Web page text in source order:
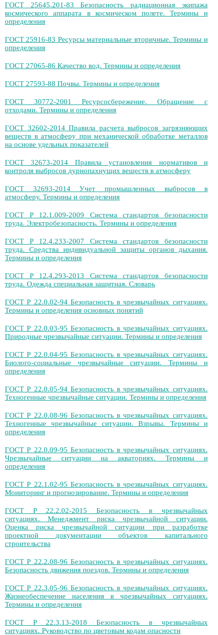
ГОСТ 25645.201-83 Безопасность радиационная экипажа
космического аппарата в космическом полете. Термины и
определения
ГОСТ 25916-83 Ресурсы материальные вторичные. Термины и
определения
ГОСТ 27065-86 Качество вод. Термины и определения
ГОСТ 27593-88 Почвы. Термины и определения
ГОСТ 30772-2001 Ресурсосбережение. Обращение с
отходами. Термины и определения
ГОСТ 32602-2014 Правила расчета выбросов загрязняющих
веществ в атмосферу при механической обработке металлов
на основе удельных показателей
ГОСТ 32673-2014 Правила установления нормативов и
контроля выбросов дурнопахнущих веществ в атмосферу
ГОСТ 32693-2014 Учет промышленных выбросов в
атмосферу. Термины и определения
ГОСТ Р 12.1.009-2009 Система стандартов безопасности
труда. Электробезопасность. Термины и определения
ГОСТ Р 12.4.233-2007 Система стандартов безопасности
труда. Средства индивидуальной защиты органов дыхания.
Термины и определения
ГОСТ Р 12.4.293-2013 Система стандартов безопасности
труда. Одежда специальная защитная. Словарь
ГОСТ Р 22.0.02-94 Безопасность в чрезвычайных ситуациях.
Термины и определения основных понятий
ГОСТ Р 22.0.03-95 Безопасность в чрезвычайных ситуациях.
Природные чрезвычайные ситуации. Термины и определения
ГОСТ Р 22.0.04-95 Безопасность в чрезвычайных ситуациях.
Биолого-социальные чрезвычайные ситуации. Термины и
определения
ГОСТ Р 22.0.05-94 Безопасность в чрезвычайных ситуациях.
Техногенные чрезвычайные ситуации. Термины и определения
ГОСТ Р 22.0.08-96 Безопасность в чрезвычайных ситуациях.
Техногенные чрезвычайные ситуации. Взрывы. Термины и
определения
ГОСТ Р 22.0.09-95 Безопасность в чрезвычайных ситуациях.
Чрезвычайные ситуации на акваториях. Термины и
определения
ГОСТ Р 22.1.02-95 Безопасность в чрезвычайных ситуациях.
Мониторинг и прогнозирование. Термины и определения
ГОСТ Р 22.2.02-2015 Безопасность в чрезвычайных
ситуациях. Менеджмент риска чрезвычайной ситуации.
Оценка риска чрезвычайной ситуации при разработке
проектной документации объектов капитального
строительства
ГОСТ Р 22.2.08-96 Безопасность в чрезвычайных ситуациях.
Безопасность движения поездов. Термины и определения
ГОСТ Р 22.3.05-96 Безопасность в чрезвычайных ситуациях.
Жизнеобеспечение населения в чрезвычайных ситуациях.
Термины и определения
ГОСТ Р 22.3.13-2018 Безопасность в чрезвычайных
ситуациях. Руководство по цветовым кодам опасности